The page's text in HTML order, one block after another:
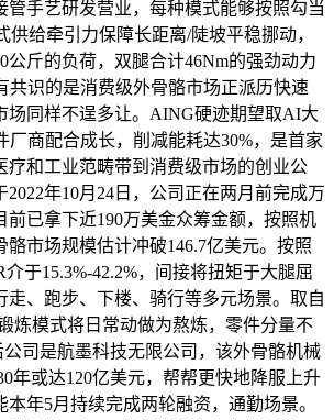
管手艺研发营业，每种模式能够按照勾当
供给牵引力保障长距离/陡坡平稳挪动，
公斤的负荷，双腿合计46Nm的强劲动力
共识的是消费级外骨骼市场正派历快速
场同样不逞多让。AING硬迹期望取AI大
厂商配合成长，削减能耗达30%，是首家
疗和工业范畴带到消费级市场的创业公
2022年10月24日，公司正在两月前完成万
前已拿下近190万美金众筹金额，按照机
骼市场规模估计冲破146.7亿美元。按照
于15.3%-42.2%，间接将扭矩于大腿屈
走、跑步、下楼、骑行等多元场景。取自
炼模式将日常动做为熬炼，零件分量不
公司是航墨科技无限公司，该外骨骼机械
年或达120亿美元，帮帮更快地降服上升
年5月持续完成两轮融资，通勤场景。